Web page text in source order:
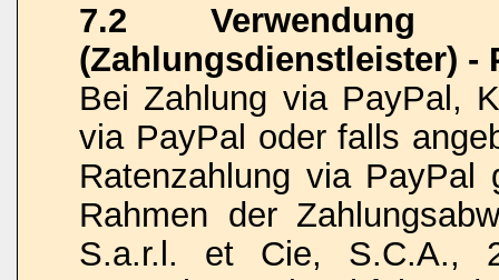
7.2 Verwendung
(Zahlungsdienstleister) -
Bei Zahlung via PayPal,
via PayPal oder falls
Ratenzahlung via PayPal
Rahmen der
S.a.r.l. et Cie, S.C.A.,